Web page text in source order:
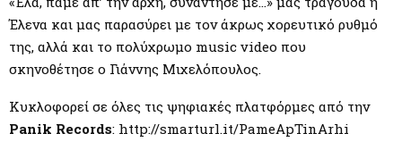
Έλενα και μας παρασύρει με τον άκρως χορευτικό ρυθμό
της, αλλά και το πολύχρωμο music video που
σκηνοθέτησε ο Γιάννης Μιχελόπουλος.
Κυκλοφορεί σε όλες τις ψηφιακές πλατφόρμες από την
Panik Records: http://smarturl.it/PameApTinArhi